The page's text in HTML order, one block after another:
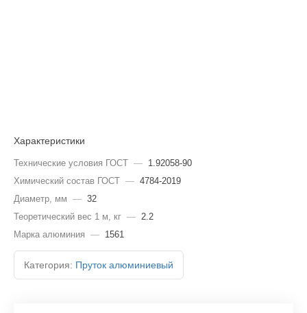
Характеристики
Технические условия ГОСТ — 1.92058-90
Химический состав ГОСТ — 4784-2019
Диаметр, мм — 32
Теоретический вес 1 м, кг — 2.2
Марка алюминия — 1561
Категория: Пруток алюминиевый